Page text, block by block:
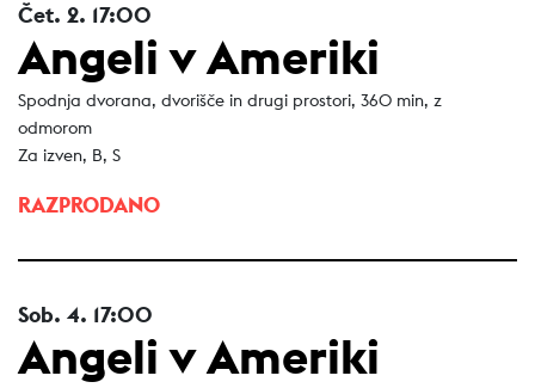
Čet. 2. 17:00
Angeli v Ameriki
Spodnja dvorana, dvorišče in drugi prostori, 360 min, z
odmorom
Za izven, B, S
RAZPRODANO
Sob. 4. 17:00
Angeli v Ameriki